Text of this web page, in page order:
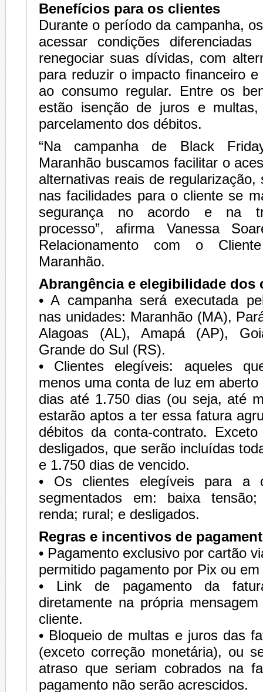
Benefícios para os clientes
Durante o período da campanha,
acessar condições
renegociar suas dívidas, com
para reduzir o impacto financeiro
ao consumo regular. Entre os
estão isenção de juros e
parcelamento dos débitos.
“Na campanha de Black
Maranhão buscamos facilitar o
alternativas reais de regularização,
nas facilidades para o cliente se
segurança no acordo e na
processo”, afirma Vanessa
Relacionamento com o
Maranhão.
Abrangência e elegibilidade dos
• A campanha será executada
nas unidades: Maranhão (MA),
Alagoas (AL), Amapá (AP),
Grande do Sul (RS).
• Clientes elegíveis: aqueles
menos uma conta de luz em
dias até 1.750 dias (ou seja, até
estarão aptos a ter essa fatura
débitos da conta-contrato.
desligados, que serão incluídas
e 1.750 dias de vencido.
• Os clientes elegíveis para a
segmentados em: baixa
renda; rural; e desligados.
Regras e incentivos de
• Pagamento exclusivo por cartão
permitido pagamento por Pix ou
• Link de pagamento da
diretamente na própria
cliente.
• Bloqueio de multas e juros das
(exceto correção monetária), ou
atraso que seriam cobrados na
pagamento não serão acrescidos.